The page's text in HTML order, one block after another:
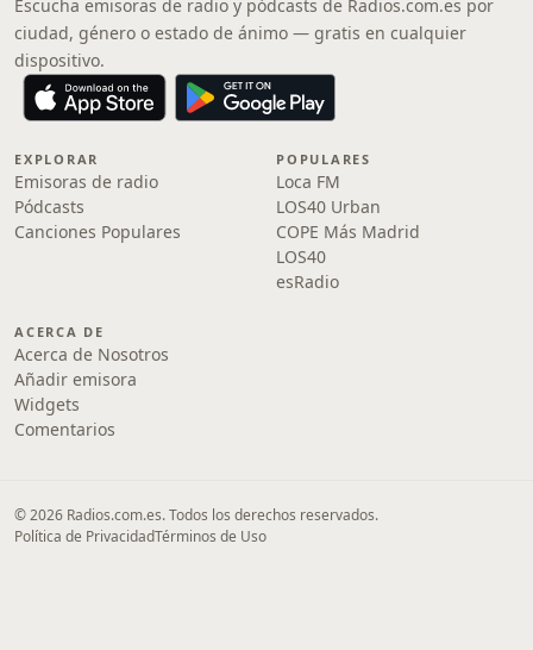
Escucha emisoras de radio y pódcasts de Radios.com.es por
ciudad, género o estado de ánimo — gratis en cualquier
dispositivo.
EXPLORAR
Emisoras de radio
Pódcasts
Canciones Populares
POPULARES
Loca FM
LOS40 Urban
COPE Más Madrid
LOS40
esRadio
ACERCA DE
Acerca de Nosotros
Añadir emisora
Widgets
Comentarios
© 2026 Radios.com.es. Todos los derechos reservados.
Política de PrivacidadTérminos de Uso